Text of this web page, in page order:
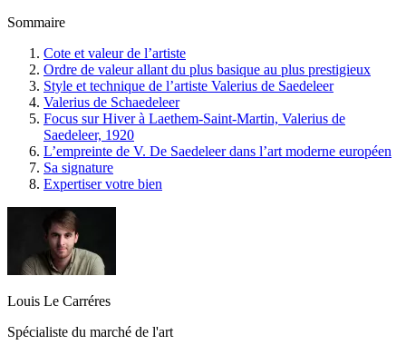
Sommaire
Cote et valeur de l’artiste
Ordre de valeur allant du plus basique au plus prestigieux
Style et technique de l’artiste Valerius de Saedeleer
Valerius de Schaedeleer
Focus sur Hiver à Laethem-Saint-Martin, Valerius de
Saedeleer, 1920
L’empreinte de V. De Saedeleer dans l’art moderne européen
Sa signature
Expertiser votre bien
Louis Le Carréres
Spécialiste du marché de l'art